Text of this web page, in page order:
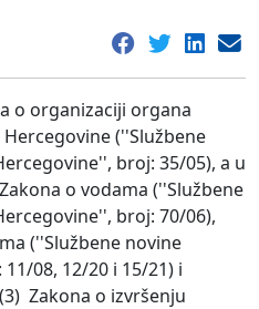
o organizaciji organa
(''Službene
broj: 35/05), a u
o vodama (''Službene
broj: 70/06),
(''Službene novine
08, 12/20 i 15/21) i
Zakona o izvršenju